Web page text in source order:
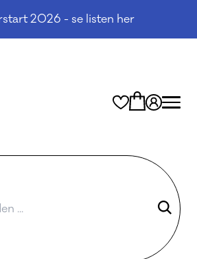
2026 - se listen her